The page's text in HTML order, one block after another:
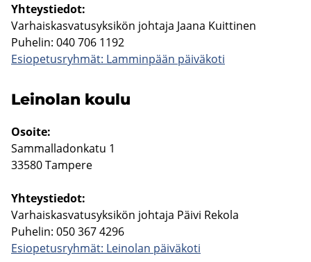
Yh­teys­tie­dot:
Var­hais­kas­va­tusyk­si­kön joh­ta­ja Jaana Kuit­ti­nen
Pu­he­lin: 040 706 1192
Esio­pe­tus­ryh­mät: Lam­min­pään päi­vä­ko­ti
Lei­no­lan koulu
Osoi­te:
Sam­mal­la­don­ka­tu 1
33580 Tam­pe­re
Yh­teys­tie­dot:
Var­hais­kas­va­tusyk­si­kön joh­ta­ja Päivi Re­ko­la
Pu­he­lin: 050 367 4296
Esio­pe­tus­ryh­mät: Lei­no­lan päi­vä­ko­ti